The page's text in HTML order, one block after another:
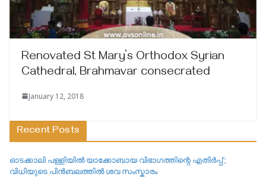
Renovated St Mary’s Orthodox Syrian
Cathedral, Brahmavar consecrated
January 12, 2018
Recent Posts
ഓടക്കാലി പള്ളിയിൽ യാക്കോബായ വിഭാഗത്തിന്റെ എതിർപ്പ് ;
വിധിയുടെ പിൻബലത്തിൽ ശവ സംസ്കാരം